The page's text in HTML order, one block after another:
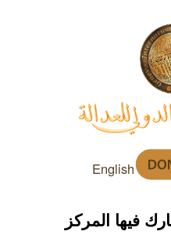
English
فيها المركز